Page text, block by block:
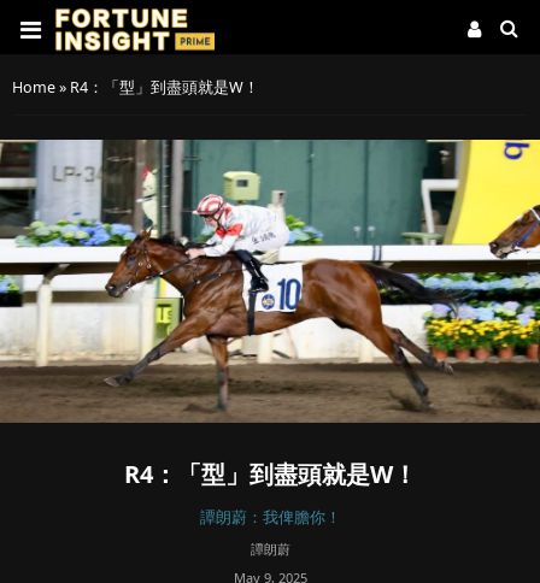
Home» R4：「型」到盡頭就是W！
R4：「型」到盡頭就是W！
譚朗蔚：我俾膽你！
譚朗蔚
May 9, 2025